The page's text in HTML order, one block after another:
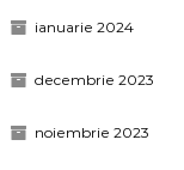
ianuarie 2024
decembrie 2023
noiembrie 2023